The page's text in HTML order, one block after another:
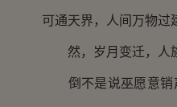
可通天界，人间万物过
然，岁月变迁，人族
倒不是说巫愿意销声